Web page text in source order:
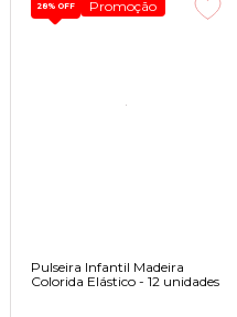
28% OFF Promoção
Pulseira Infantil Madeira
Colorida Elástico - 12 unidades